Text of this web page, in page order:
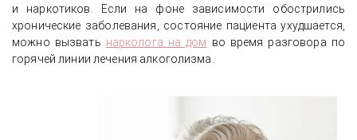
и наркотиков. Если на фоне зависимости обострились
хронические заболевания, состояние пациента ухудшается,
можно вызвать нарколога на дом во время разговора по
горячей линии лечения алкоголизма.